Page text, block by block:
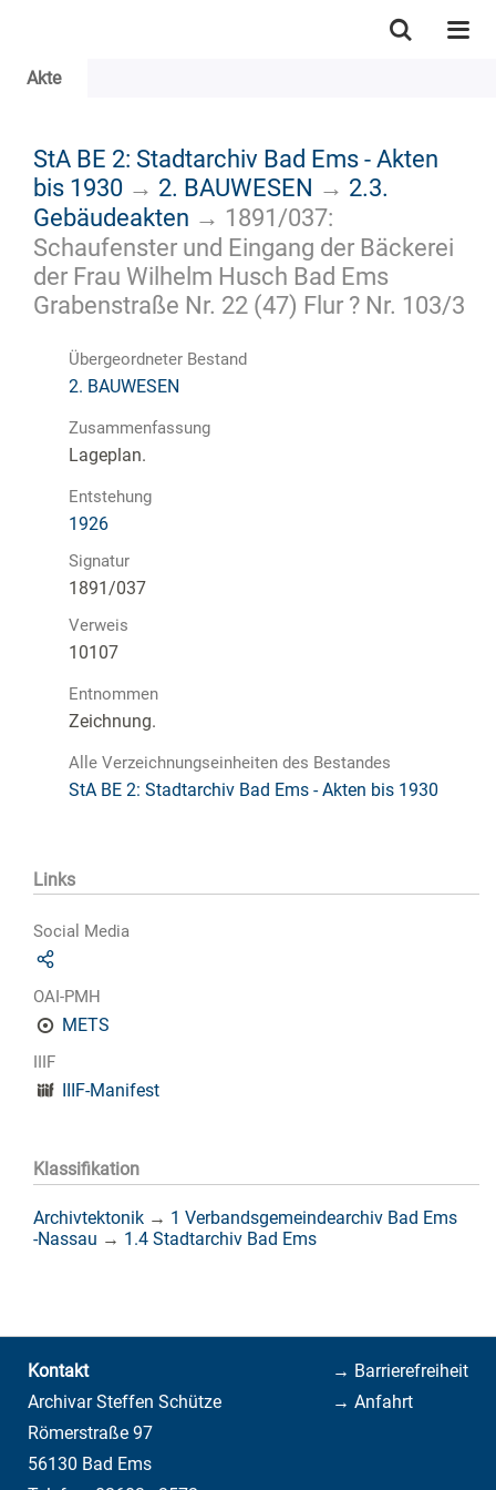
Akte
StA BE 2: Stadtarchiv Bad Ems - Akten
bis 1930 → 2. BAUWESEN → 2.3.
Gebäudeakten → 1891/037:
Schaufenster und Eingang der Bäckerei
der Frau Wilhelm Husch Bad Ems
Grabenstraße Nr. 22 (47) Flur ? Nr. 103/3
Übergeordneter Bestand
2. BAUWESEN
Zusammenfassung
Lageplan.
Entstehung
1926
Signatur
1891/037
Verweis
10107
Entnommen
Zeichnung.
Alle Verzeichnungseinheiten des Bestandes
StA BE 2: Stadtarchiv Bad Ems - Akten bis 1930
Links
Social Media
OAI-PMH
METS
IIIF
IIIF-Manifest
Klassifikation
Archivtektonik → 1 Verbandsgemeindearchiv Bad Ems
-Nassau → 1.4 Stadtarchiv Bad Ems
→ Barrierefreiheit
→ Anfahrt
Kontakt
Archivar Steffen Schütze
Römerstraße 97
56130 Bad Ems